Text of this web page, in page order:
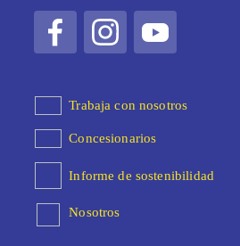
Trabaja con nosotros
Concesionarios
Informe de sostenibilidad
Nosotros